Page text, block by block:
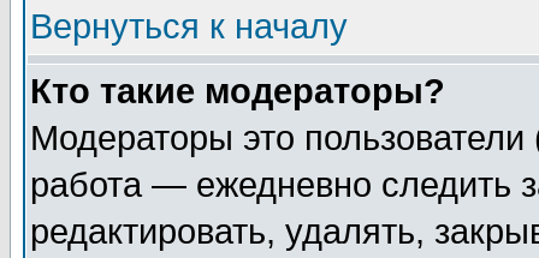
Вернуться к началу
Кто такие модераторы?
Модераторы это
работа — ежедневно следить
редактировать, удалять,